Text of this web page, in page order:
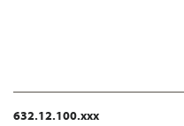
632.12.100.xxx